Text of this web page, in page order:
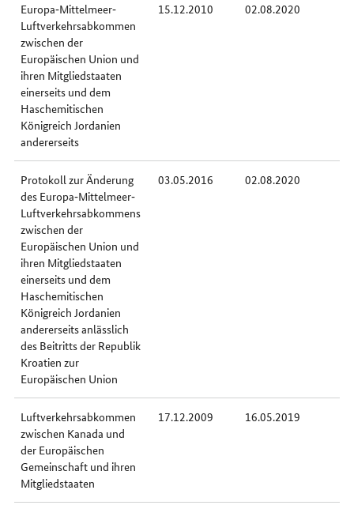
Europa‐Mittelmeer‐
Luftverkehrsabkommen
zwischen der
Europäischen Union und
ihren Mitgliedstaaten
einerseits und dem
Haschemitischen
Königreich Jordanien
andererseits
15.12.2010 02.08.2020
Protokoll zur Änderung
des Europa‐Mittelmeer‐
Luftverkehrsabkommens
zwischen der
Europäischen Union und
ihren Mitgliedstaaten
einerseits und dem
Haschemitischen
Königreich Jordanien
andererseits anlässlich
des Beitritts der Republik
Kroatien zur
Europäischen Union
03.05.2016 02.08.2020
Luftverkehrsabkommen
zwischen Kanada und
der Europäischen
Gemeinschaft und ihren
Mitgliedstaaten
17.12.2009 16.05.2019